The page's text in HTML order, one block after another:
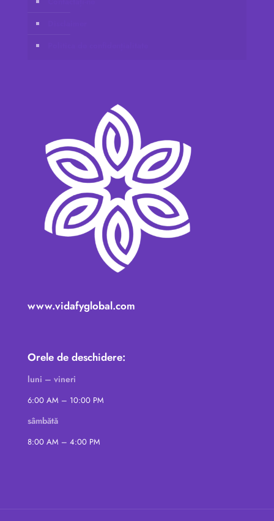
www.vidafyglobal.com
Orele de deschidere:
luni – vineri
6:00 AM – 10:00 PM
sâmbătă
8:00 AM – 4:00 PM